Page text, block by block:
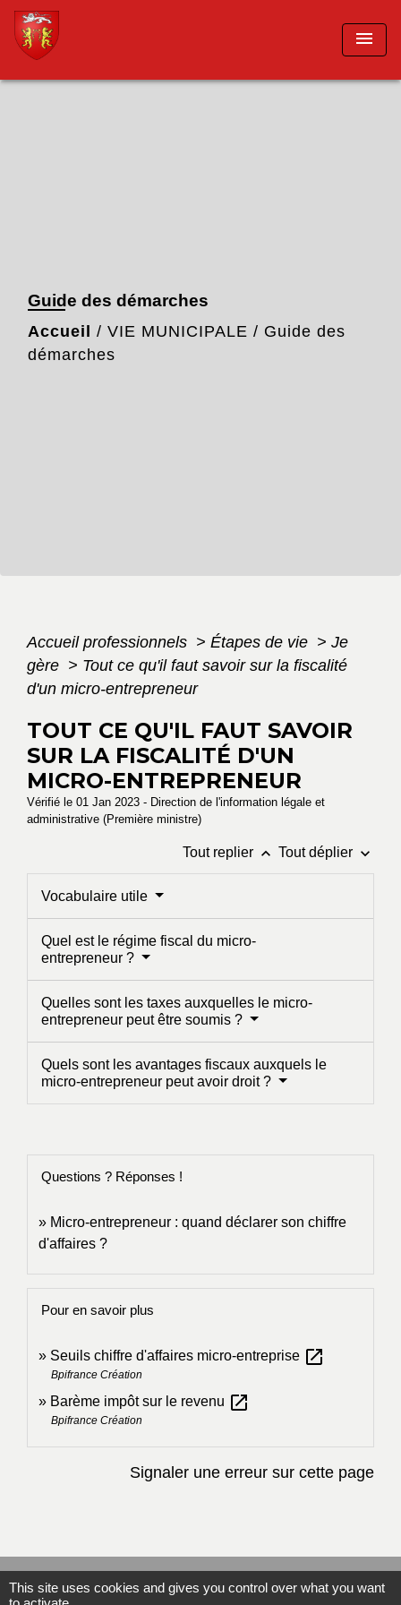
menu
Guide des démarches
Accueil / VIE MUNICIPALE / Guide des
démarches
Accueil professionnels > Étapes de vie > Je
gère > Tout ce qu'il faut savoir sur la fiscalité
d'un micro-entrepreneur
TOUT CE QU'IL FAUT SAVOIR
SUR LA FISCALITÉ D'UN
MICRO-ENTREPRENEUR
Vérifié le 01 Jan 2023 - Direction de l'information légale et
administrative (Première ministre)
Tout replier keyboard_arrow_up Tout déplier keyboard_arrow_down
Vocabulaire utile
Quel est le régime fiscal du micro-
entrepreneur ?
Quelles sont les taxes auxquelles le micro-
entrepreneur peut être soumis ?
Quels sont les avantages fiscaux auxquels le
micro-entrepreneur peut avoir droit ?
Questions ? Réponses !
Micro-entrepreneur : quand déclarer son chiffre
d'affaires ?
Pour en savoir plus
Seuils chiffre d'affaires micro-entreprise open_in_new
Bpifrance Création
Barème impôt sur le revenu open_in_new
Bpifrance Création
Signaler une erreur sur cette page
Contacts
This site uses cookies and gives you control over what you want